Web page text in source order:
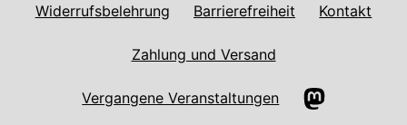
Widerrufsbelehrung Barrierefreiheit Kontakt
Zahlung und Versand
Vergangene Veranstaltungen Mastodon